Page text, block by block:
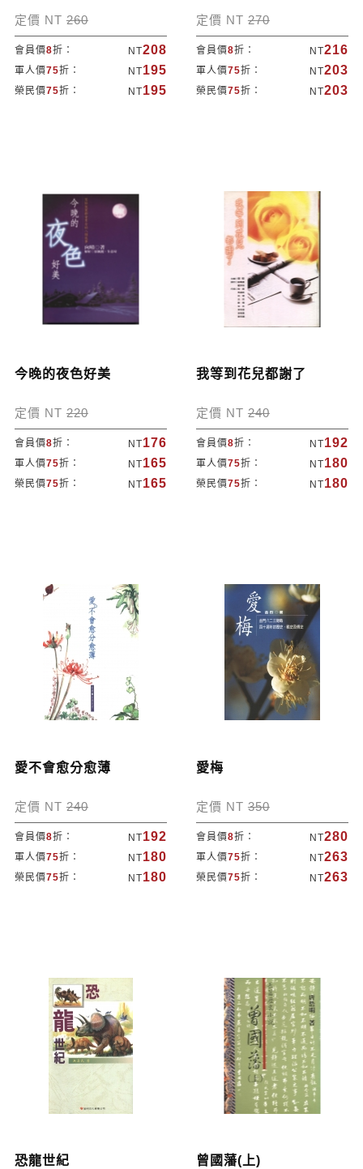
定價 NT 260
會員價8折： NT208
軍人價75折： NT195
榮民價75折： NT195
定價 NT 270
會員價8折： NT216
軍人價75折： NT203
榮民價75折： NT203
今晚的夜色好美
定價 NT 220
會員價8折： NT176
軍人價75折： NT165
榮民價75折： NT165
我等到花兒都謝了
定價 NT 240
會員價8折： NT192
軍人價75折： NT180
榮民價75折： NT180
愛不會愈分愈薄
定價 NT 240
會員價8折： NT192
軍人價75折： NT180
榮民價75折： NT180
愛梅
定價 NT 350
會員價8折： NT280
軍人價75折： NT263
榮民價75折： NT263
恐龍世紀 曾國藩(上)